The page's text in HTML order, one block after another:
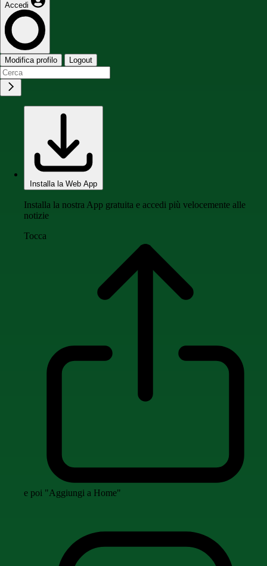
Accedi
Modifica profilo Logout
Installa la Web App
Installa la nostra App gratuita e accedi più velocemente alle
notizie
Tocca
e poi "Aggiungi a Home"